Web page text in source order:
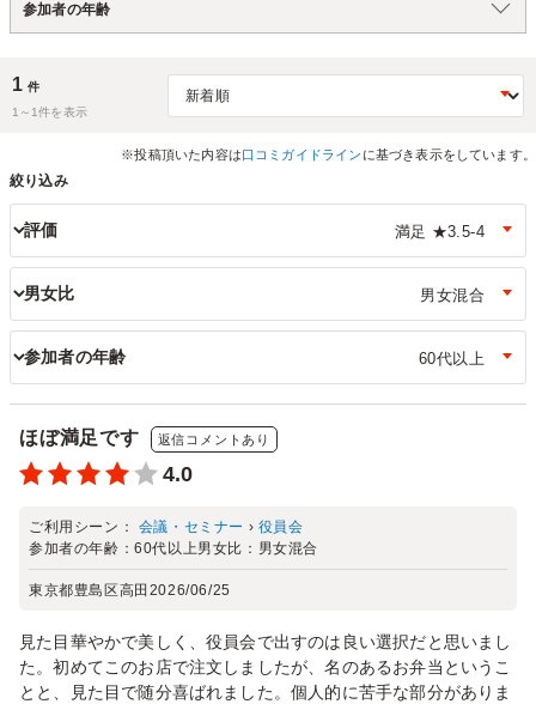
参加者の年齢
1 件
1～ 1件を表示
※投稿頂いた内容は口コミガイドライン に基づき表示をしています。
絞り込み
評価
男女比
参加者の年齢
ほぼ満足です 返信コメントあり
4.0
ご利用シーン： 会議・セミナー › 役員会
参加者の年齢：60代以上男女比： 男女混合
東京都豊島区高田 2026/06/25
見た目華やかで美しく、役員会で出すのは良い選択だと思いまし
た。初めてこのお店で注文しましたが、名のあるお弁当というこ
とと、見た目で随分喜ばれました。個人的に苦手な部分がありま